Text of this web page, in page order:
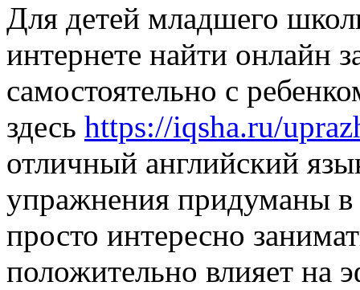
Для детей младшего
интернете найти онлайн
самостоятельно с
здесь https://iqsha.ru/
отличный английский
упражнения придуманы
просто интересно
положительно влияет на